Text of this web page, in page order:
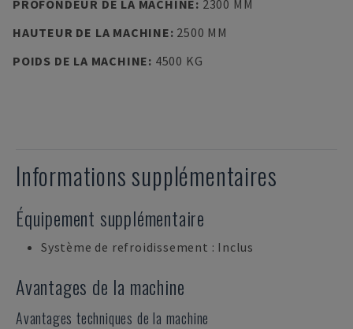
PROFONDEUR DE LA MACHINE: 2300 MM
HAUTEUR DE LA MACHINE: 2500 MM
POIDS DE LA MACHINE: 4500 KG
Informations supplémentaires
Équipement supplémentaire
Système de refroidissement : Inclus
Avantages de la machine
Avantages techniques de la machine